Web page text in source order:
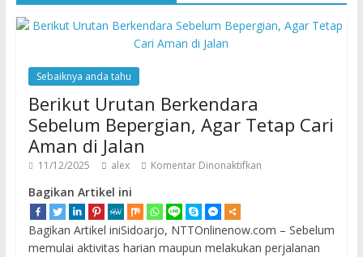
Sebaiknya anda tahu
Berikut Urutan Berkendara
Sebelum Bepergian, Agar Tetap Cari
Aman di Jalan
11/12/2025 alex Komentar Dinonaktifkan
Bagikan Artikel ini
Bagikan Artikel iniSidoarjo, NTTOnlinenow.com – Sebelum
memulai aktivitas harian maupun melakukan perjalanan